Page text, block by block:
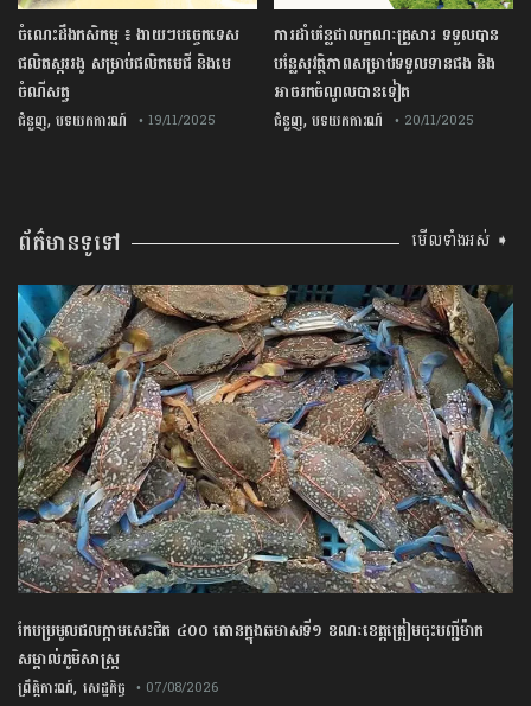
ការដាំបន្លែជាលក្ខណៈគ្រួសារ ទទួលបាន
បន្លែសុវត្ថិភាពសម្រាប់ទទួលទានផង និង
អាចរកចំណូលបានទៀត
ជំនួញ,បទយកការណ៍ • 20/11/2025
ចំណេះដឹងកសិកម្ម ៖ ងាយៗបច្ចេកទេស
ផលិតស្កររងូ សម្រាប់ផលិតមេជី និងមេ
ចំណីសត្វ
ជំនួញ,បទយកការណ៍ • 19/11/2025
ព័ត៌មានទូទៅ មើលទាំងអស់ ➧
កែប​ប្រមូល​ផល​ក្តាម​សេះ​ជិត​ ​៤០០ ​តោន​ក្នុង​ឆមាស​ទី​១​ ​ខណៈ​ខេត្ត​ត្រៀម​ចុះបញ្ជី​ម៉ាក​
សម្គាល់​ភូមិសាស្ត្រ​
ព្រឹត្តិការណ៍, សេដ្ឋកិច្ច • 07/08/2026